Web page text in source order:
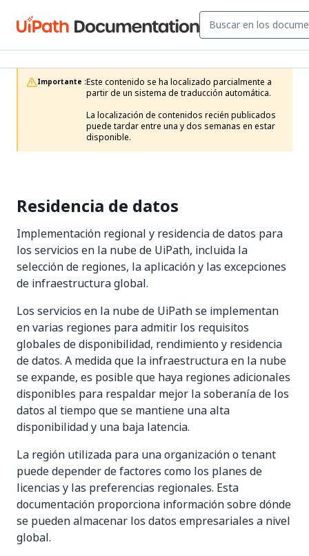
Importante :Este contenido se ha localizado parcialmente a
partir de un sistema de traducción automática.
La localización de contenidos recién publicados
puede tardar entre una y dos semanas en estar
disponible.
Residencia de datos
Implementación regional y residencia de datos para
los servicios en la nube de UiPath, incluida la
selección de regiones, la aplicación y las excepciones
de infraestructura global.
Los servicios en la nube de UiPath se implementan
en varias regiones para admitir los requisitos
globales de disponibilidad, rendimiento y residencia
de datos. A medida que la infraestructura en la nube
se expande, es posible que haya regiones adicionales
disponibles para respaldar mejor la soberanía de los
datos al tiempo que se mantiene una alta
disponibilidad y una baja latencia.
La región utilizada para una organización o tenant
puede depender de factores como los planes de
licencias y las preferencias regionales. Esta
documentación proporciona información sobre dónde
se pueden almacenar los datos empresariales a nivel
global.